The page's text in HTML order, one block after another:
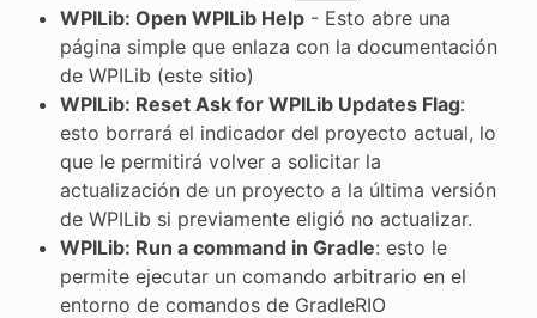
WPILib: Open WPILib Help- Esto abre una
página simple que enlaza con la documentación
de WPILib (este sitio)
WPILib: Reset Ask for WPILib Updates Flag:
esto borrará el indicador del proyecto actual, lo
que le permitirá volver a solicitar la
actualización de un proyecto a la última versión
de WPILib si previamente eligió no actualizar.
WPILib: Run a command in Gradle: esto le
permite ejecutar un comando arbitrario en el
entorno de comandos de GradleRIO